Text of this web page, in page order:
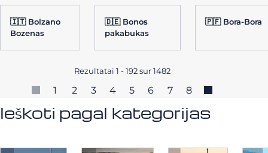
🇮🇹 Bolzano
Bozenas
🇩🇪 Bonos
pakabukas
🇵🇫 Bora-Bora
Rezultatai 1 - 192 sur 1482
1 2 3 4 5 6 7 8
Ieškoti pagal kategorijas